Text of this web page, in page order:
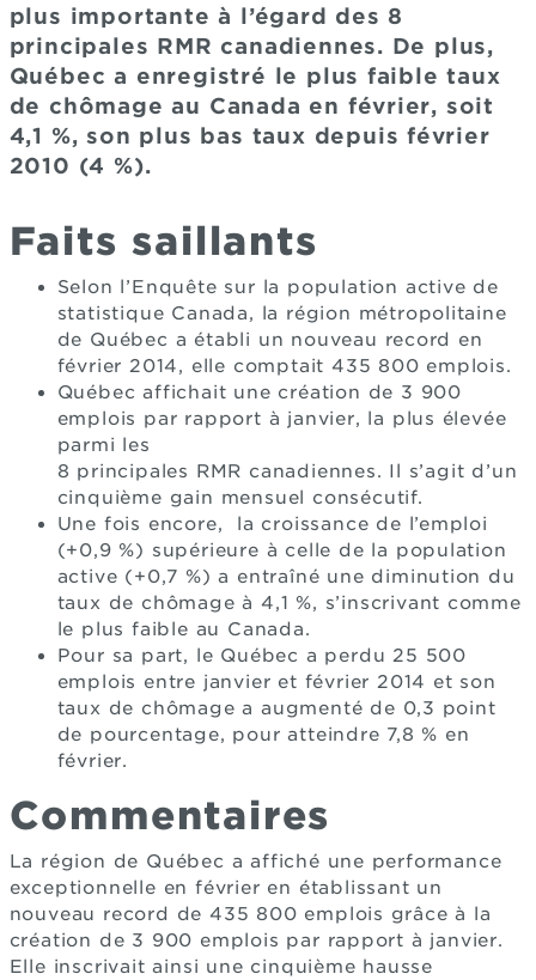
plus importante à l’égard des 8
principales RMR canadiennes. De plus,
Québec a enregistré le plus faible taux
de chômage au Canada en février, soit
4,1 %, son plus bas taux depuis février
2010 (4 %).
Faits saillants
Selon l’Enquête sur la population active de
statistique Canada, la région métropolitaine
de Québec a établi un nouveau record en
février 2014, elle comptait 435 800 emplois.
Québec affichait une création de 3 900
emplois par rapport à janvier, la plus élevée
parmi les
8 principales RMR canadiennes. Il s’agit d’un
cinquième gain mensuel consécutif.
Une fois encore, la croissance de l’emploi
(+0,9 %) supérieure à celle de la population
active (+0,7 %) a entraîné une diminution du
taux de chômage à 4,1 %, s’inscrivant comme
le plus faible au Canada.
Pour sa part, le Québec a perdu 25 500
emplois entre janvier et février 2014 et son
taux de chômage a augmenté de 0,3 point
de pourcentage, pour atteindre 7,8 % en
février.
Commentaires
La région de Québec a affiché une performance
exceptionnelle en février en établissant un
nouveau record de 435 800 emplois grâce à la
création de 3 900 emplois par rapport à janvier.
Elle inscrivait ainsi une cinquième hausse